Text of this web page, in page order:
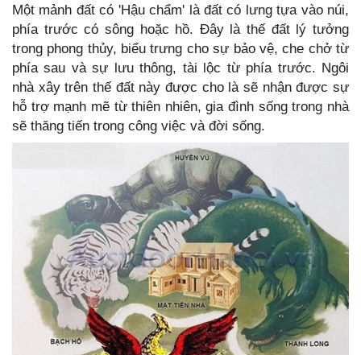
Một mảnh đất có 'Hậu chẩm' là đất có lưng tựa vào núi,
phía trước có sông hoặc hồ. Đây là thế đất lý tưởng
trong phong thủy, biểu trưng cho sự bảo vệ, che chở từ
phía sau và sự lưu thông, tài lộc từ phía trước. Ngôi
nhà xây trên thế đất này được cho là sẽ nhận được sự
hỗ trợ mạnh mẽ từ thiên nhiên, gia đình sống trong nhà
sẽ thăng tiến trong công việc và đời sống.